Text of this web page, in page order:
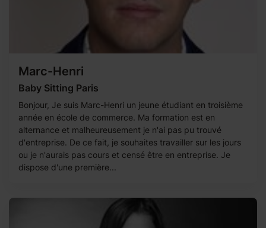
Marc-Henri
Baby Sitting Paris
Bonjour, Je suis Marc-Henri un jeune étudiant en troisième
année en école de commerce. Ma formation est en
alternance et malheureusement je n'ai pas pu trouvé
d'entreprise. De ce fait, je souhaites travailler sur les jours
ou je n'aurais pas cours et censé être en entreprise. Je
dispose d'une première...